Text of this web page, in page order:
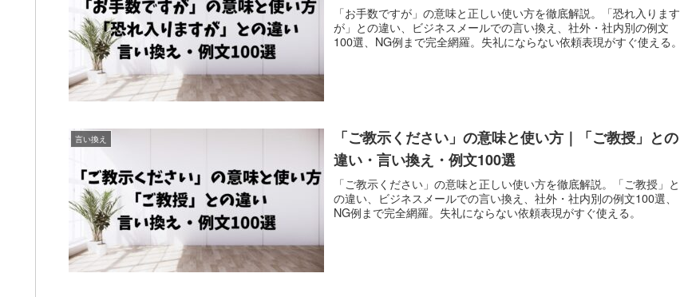
「お手数ですが」の意味と正しい使い方を徹底解説。「恐れ入ります
が」との違い、ビジネスメールでの言い換え、社外・社内別の例文
100選、NG例まで完全網羅。失礼にならない依頼表現がすぐ使える。
言い換え
「ご教示ください」の意味と使い方｜「ご教授」との
違い・言い換え・例文100選
「ご教示ください」の意味と正しい使い方を徹底解説。「ご教授」と
の違い、ビジネスメールでの言い換え、社外・社内別の例文100選、
NG例まで完全網羅。失礼にならない依頼表現がすぐ使える。